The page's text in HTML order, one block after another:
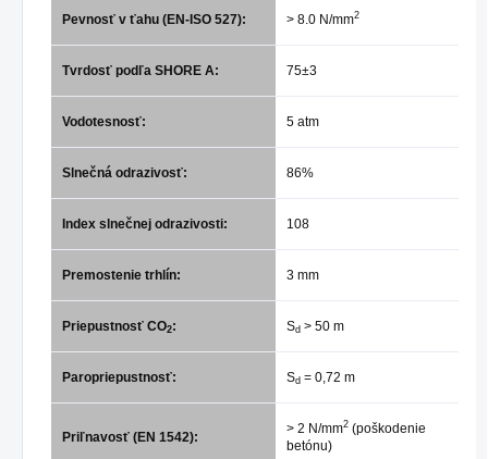
Pevnosť v ťahu (EN-ISO 527): > 8.0 N/mm2
Tvrdosť podľa SHORE A: 75±3
Vodotesnosť: 5 atm
Slnečná odrazivosť: 86%
Index slnečnej odrazivosti: 108
Premostenie trhlín: 3 mm
Priepustnosť CO2: Sd > 50 m
Paropriepustnosť: Sd = 0,72 m
Priľnavosť (EN 1542):
> 2 N/mm2 (poškodenie
betónu)